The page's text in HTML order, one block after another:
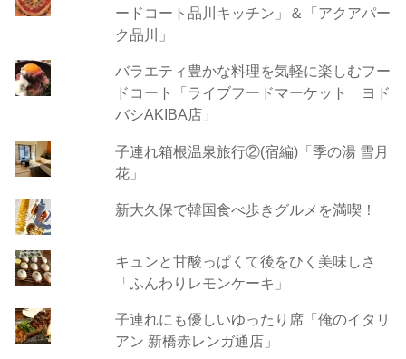
ードコート品川キッチン」＆「アクアパー
ク品川」
バラエティ豊かな料理を気軽に楽しむフー
ドコート「ライブフードマーケット ヨド
バシAKIBA店」
子連れ箱根温泉旅行②(宿編)「季の湯 雪月
花」
新大久保で韓国食べ歩きグルメを満喫！
キュンと甘酸っぱくて後をひく美味しさ
「ふんわりレモンケーキ」
子連れにも優しいゆったり席「俺のイタリ
アン 新橋赤レンガ通店」